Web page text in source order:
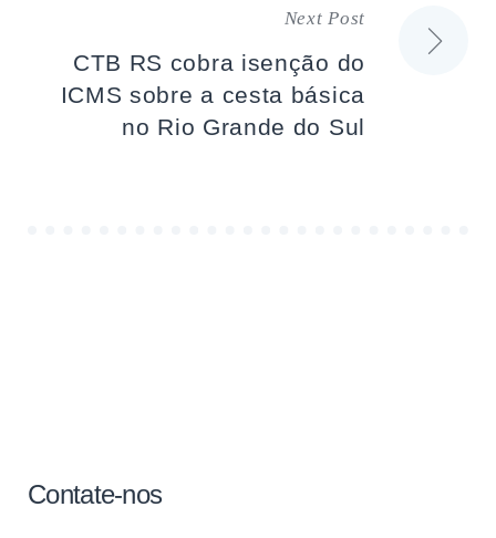
Next Post
CTB RS cobra isenção do
ICMS sobre a cesta básica
no Rio Grande do Sul
Contate-nos